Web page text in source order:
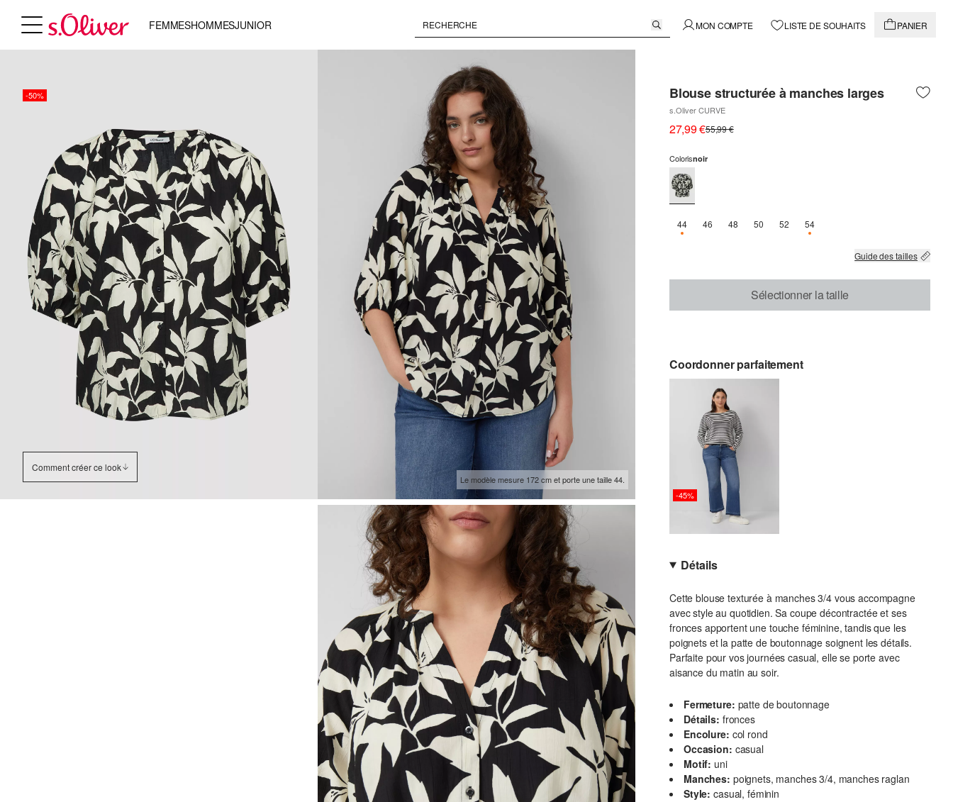
FEMMESHOMMESJUNIOR MON COMPTE LISTE DE SOUHAITS PANIER
-50%
Comment créer ce look
Le modèle mesure 172 cm et porte une taille 44.
Blouse structurée à manches larges
s.Oliver CURVE
27,99 €55,99 €
Colorisnoir
44SEULEMENT 1 EN STOCK
46 48 50 52 54SEULEMENT 3 EN STOCK
Guide des tailles
Sélectionner la taille
Coordonner parfaitement
-45%
Détails
Cette blouse texturée à manches 3/4 vous accompagne
avec style au quotidien. Sa coupe décontractée et ses
fronces apportent une touche féminine, tandis que les
poignets et la patte de boutonnage soignent les détails.
Parfaite pour vos journées casual, elle se porte avec
aisance du matin au soir.
Fermeture: patte de boutonnage
Détails: fronces
Encolure: col rond
Occasion: casual
Motif: uni
Manches: poignets, manches 3/4, manches raglan
Style: casual, féminin